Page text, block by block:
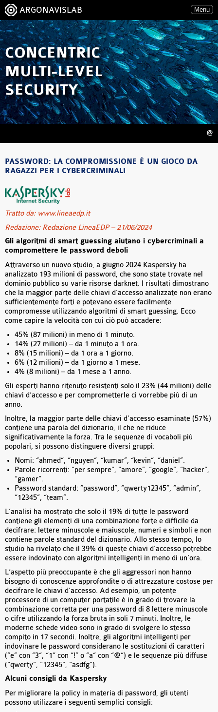
ARGONAVISLAB Menu
CONCENTRIC
MULTI-LEVEL
SECURITY
@
PASSWORD: LA COMPROMISSIONE È UN GIOCO DA
RAGAZZI PER I CYBERCRIMINALI
Tratto da: www.lineaedp.it
Redazione: Redazione LineaEDP – 21/06/2024
Gli algoritmi di smart guessing aiutano i cybercriminali a
compromettere le password deboli
Attraverso un nuovo studio, a giugno 2024 Kaspersky ha
analizzato 193 milioni di password, che sono state trovate nel
dominio pubblico su varie risorse darknet. I risultati dimostrano
che la maggior parte delle chiavi d’accesso analizzate non erano
sufficientemente forti e potevano essere facilmente
compromesse utilizzando algoritmi di smart guessing. Ecco
come capire la velocità con cui ciò può accadere:
45% (87 milioni) in meno di 1 minuto.
14% (27 milioni) – da 1 minuto a 1 ora.
8% (15 milioni) – da 1 ora a 1 giorno.
6% (12 milioni) – da 1 giorno a 1 mese.
4% (8 milioni) – da 1 mese a 1 anno.
Gli esperti hanno ritenuto resistenti solo il 23% (44 milioni) delle
chiavi d’accesso e per comprometterle ci vorrebbe più di un
anno.
Inoltre, la maggior parte delle chiavi d’accesso esaminate (57%)
contiene una parola del dizionario, il che ne riduce
significativamente la forza. Tra le sequenze di vocaboli più
popolari, si possono distinguere diversi gruppi:
Nomi: “ahmed”, “nguyen”, “kumar”, “kevin”, “daniel”.
Parole ricorrenti: “per sempre”, “amore”, “google”, “hacker”,
“gamer”.
Password standard: “password”, “qwerty12345”, “admin”,
“12345”, “team”.
L’analisi ha mostrato che solo il 19% di tutte le password
contiene gli elementi di una combinazione forte e difficile da
decifrare: lettere minuscole e maiuscole, numeri e simboli e non
contiene parole standard del dizionario. Allo stesso tempo, lo
studio ha rivelato che il 39% di queste chiavi d’accesso potrebbe
essere indovinato con algoritmi intelligenti in meno di un’ora.
L’aspetto più preoccupante è che gli aggressori non hanno
bisogno di conoscenze approfondite o di attrezzature costose per
decifrare le chiavi d’accesso. Ad esempio, un potente
processore di un computer portatile è in grado di trovare la
combinazione corretta per una password di 8 lettere minuscole
o cifre utilizzando la forza bruta in soli 7 minuti. Inoltre, le
moderne schede video sono in grado di svolgere lo stesso
compito in 17 secondi. Inoltre, gli algoritmi intelligenti per
indovinare le password considerano le sostituzioni di caratteri
(“e” con “3”, “1” con “!” o “a” con “@”) e le sequenze più diffuse
(“qwerty”, “12345”, “asdfg”).
Alcuni consigli da Kaspersky
Per migliorare la policy in materia di password, gli utenti
possono utilizzare i seguenti semplici consigli: